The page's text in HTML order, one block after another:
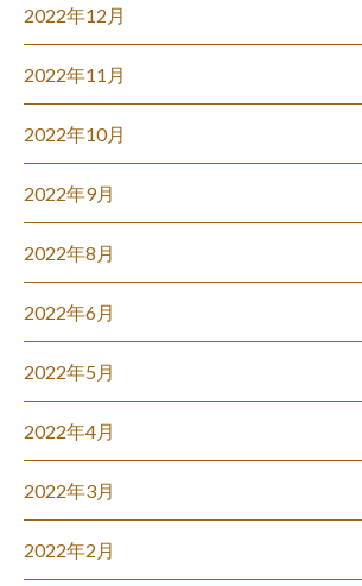
2022年12月
2022年11月
2022年10月
2022年9月
2022年8月
2022年6月
2022年5月
2022年4月
2022年3月
2022年2月